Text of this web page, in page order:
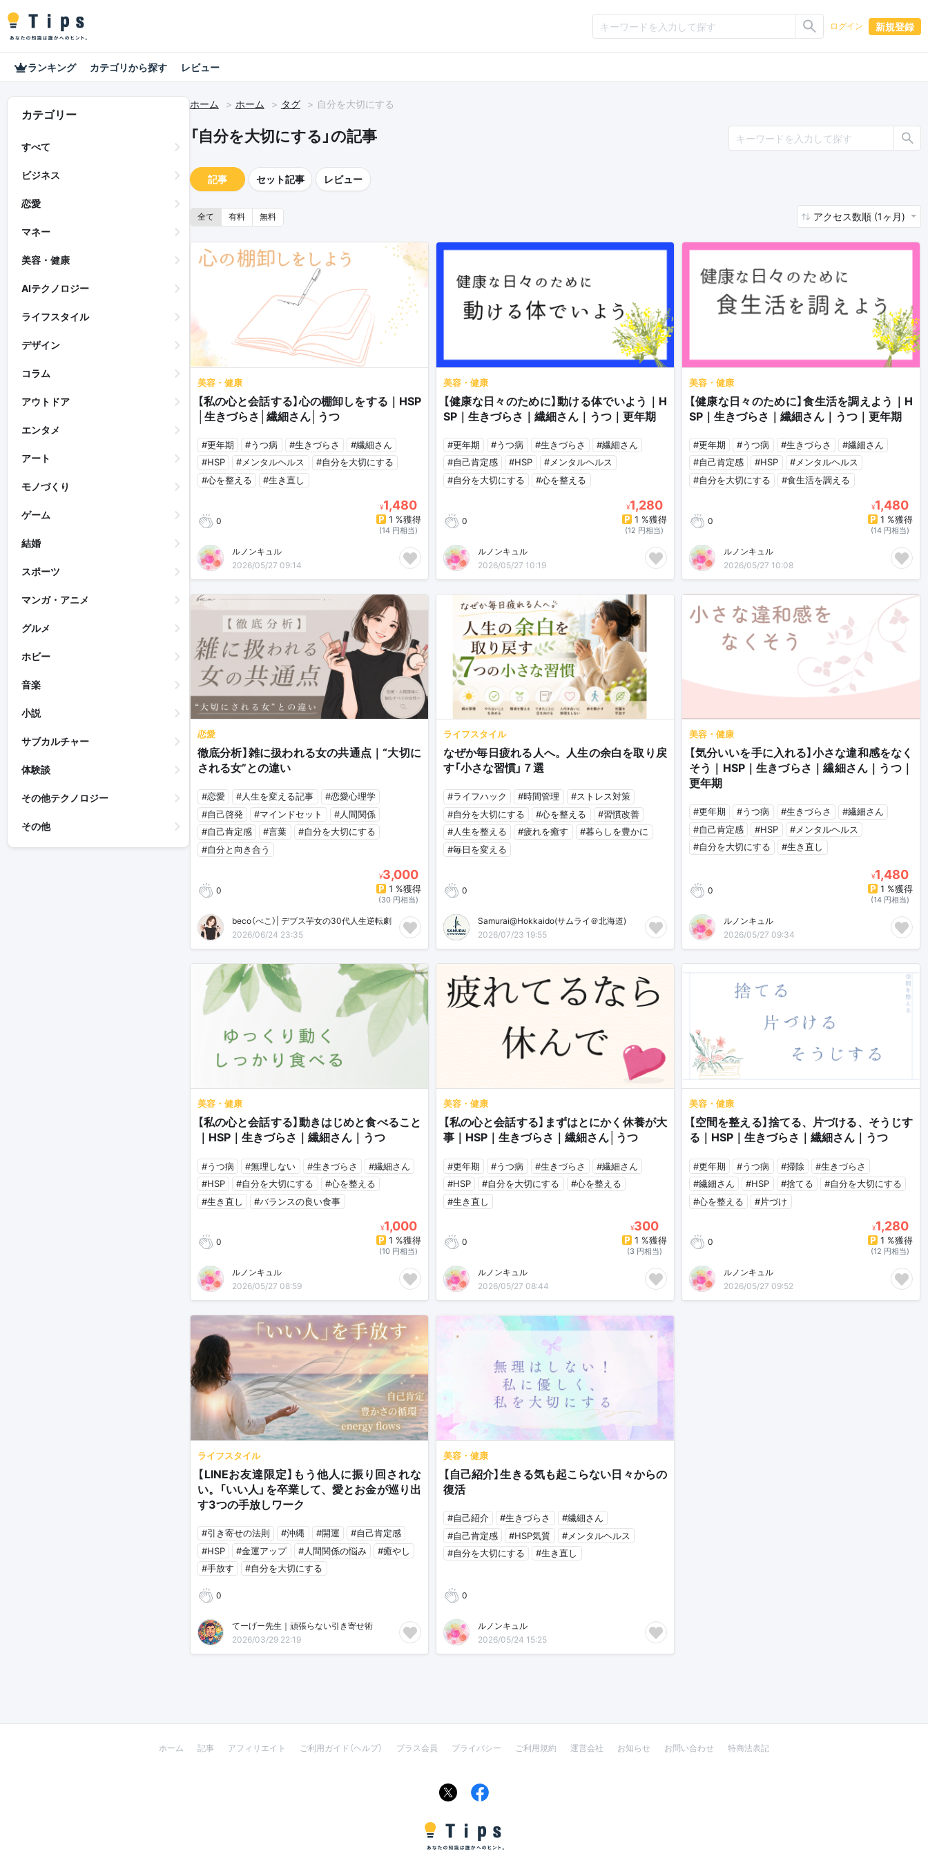
ログイン 新規登録
ランキング カテゴリから探す レビュー
カテゴリー
すべて
ビジネス
恋愛
マネー
美容・健康
AIテクノロジー
ライフスタイル
デザイン
コラム
アウトドア
エンタメ
アート
モノづくり
ゲーム
結婚
スポーツ
マンガ・アニメ
グルメ
ホビー
音楽
小説
サブカルチャー
体験談
その他テクノロジー
その他
ホーム ホーム タグ 自分を大切にする
「自分を大切にする」の記事
記事 セット記事 レビュー
全て 有料 無料 アクセス数順 (1ヶ月)
美容・健康
【私の心と会話する】心の棚卸しをする｜HSP
│生きづらさ│繊細さん│うつ
#更年期 #うつ病 #生きづらさ
#繊細さん
#HSP
#メンタルヘルス
#自分を大切にする
#心を整える
#生き直し
0
¥1,480
1 %獲得
(14 円相当)
ルノンキュル
2026/05/27 09:14
美容・健康
【健康な日々のために】動ける体でいよう｜H
SP｜生きづらさ｜繊細さん｜うつ｜更年期
#更年期 #うつ病 #生きづらさ
#繊細さん
#自己肯定感
#HSP
#メンタルヘルス
#自分を大切にする
#心を整える
0
¥1,280
1 %獲得
(12 円相当)
ルノンキュル
2026/05/27 10:19
美容・健康
【健康な日々のために】食生活を調えよう｜H
SP｜生きづらさ｜繊細さん｜うつ｜更年期
#更年期 #うつ病 #生きづらさ
#繊細さん
#自己肯定感
#HSP
#メンタルヘルス
#自分を大切にする
#食生活を調える
0
¥1,480
1 %獲得
(14 円相当)
ルノンキュル
2026/05/27 10:08
恋愛
徹底分析】雑に扱われる女の共通点｜“大切に
される女”との違い
#恋愛 #人生を変える記事
#恋愛心理学
#自己啓発
#マインドセット
#人間関係
#自己肯定感
#言葉
#自分を大切にする
#自分と向き合う
0
¥3,000
1 %獲得
(30 円相当)
beco（べこ）| デブス芋女の30代人生逆転劇
2026/06/24 23:35
ライフスタイル
なぜか毎日疲れる人へ。人生の余白を取り戻
す「小さな習慣」７選
#ライフハック #時間管理
#ストレス対策
#自分を大切にする
#心を整える
#習慣改善
#人生を整える
#疲れを癒す
#暮らしを豊かに
#毎日を変える
0
Samurai@Hokkaido(サムライ＠北海道)
2026/07/23 19:55
美容・健康
【気分いいを手に入れる】小さな違和感をなく
そう｜HSP｜生きづらさ｜繊細さん｜うつ｜
更年期
#更年期 #うつ病 #生きづらさ
#繊細さん
#自己肯定感
#HSP
#メンタルヘルス
#自分を大切にする
#生き直し
0
¥1,480
1 %獲得
(14 円相当)
ルノンキュル
2026/05/27 09:34
美容・健康
【私の心と会話する】動きはじめと食べること
｜HSP｜生きづらさ｜繊細さん｜うつ
#うつ病 #無理しない #生きづらさ
#繊細さん
#HSP
#自分を大切にする
#心を整える
#生き直し
#バランスの良い食事
0
¥1,000
1 %獲得
(10 円相当)
ルノンキュル
2026/05/27 08:59
美容・健康
【私の心と会話する】まずはとにかく休養が大
事｜HSP｜生きづらさ｜繊細さん│うつ
#更年期 #うつ病 #生きづらさ
#繊細さん
#HSP
#自分を大切にする
#心を整える
#生き直し
0
¥300
1 %獲得
(3 円相当)
ルノンキュル
2026/05/27 08:44
美容・健康
【空間を整える】捨てる、片づける、そうじす
る｜HSP｜生きづらさ｜繊細さん｜うつ
#更年期 #うつ病 #掃除
#生きづらさ
#繊細さん
#HSP #捨てる
#自分を大切にする
#心を整える
#片づけ
0
¥1,280
1 %獲得
(12 円相当)
ルノンキュル
2026/05/27 09:52
ライフスタイル
【LINEお友達限定】もう他人に振り回されな
い。「いい人」を卒業して、愛とお金が巡り出
す3つの手放しワーク🌺
#引き寄せの法則 #沖縄 #開運
#自己肯定感
#HSP
#金運アップ #人間関係の悩み
#癒やし
#手放す
#自分を大切にする
0
てーげー先生｜頑張らない引き寄せ術
2026/03/29 22:19
美容・健康
【自己紹介】生きる気も起こらない日々からの
復活
#自己紹介 #生きづらさ
#繊細さん
#自己肯定感
#HSP気質
#メンタルヘルス
#自分を大切にする
#生き直し
0
ルノンキュル
2026/05/24 15:25
ホーム 記事 アフィリエイト ご利用ガイド（ヘルプ） プラス会員 プライバシー ご利用規約 運営会社 お知らせ お問い合わせ 特商法表記